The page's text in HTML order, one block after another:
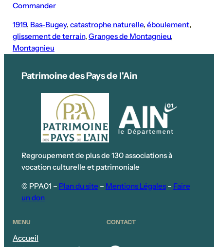
Commander
1919, Bas-Bugey, catastrophe naturelle, éboulement
glissement de terrain, Granges de Montagnieu
Montagnieu
Patrimoine des Pays de l'Ain
Regroupement de plus de 130 associations à
vocation culturelle et patrimoniale
© PPA01 – Plan du site – Mentions Légales– Faire
un don
MENU
Accueil
CONTACT